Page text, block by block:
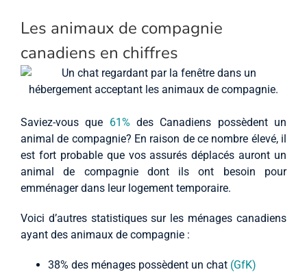
Les animaux de compagnie
canadiens en chiffres
Saviez-vous que 61% des Canadiens possèdent un
animal de compagnie? En raison de ce nombre élevé, il
est fort probable que vos assurés déplacés auront un
animal de compagnie dont ils ont besoin pour
emménager dans leur logement temporaire.
Voici d’autres statistiques sur les ménages canadiens
ayant des animaux de compagnie :
38% des ménages possèdent un chat (GfK)